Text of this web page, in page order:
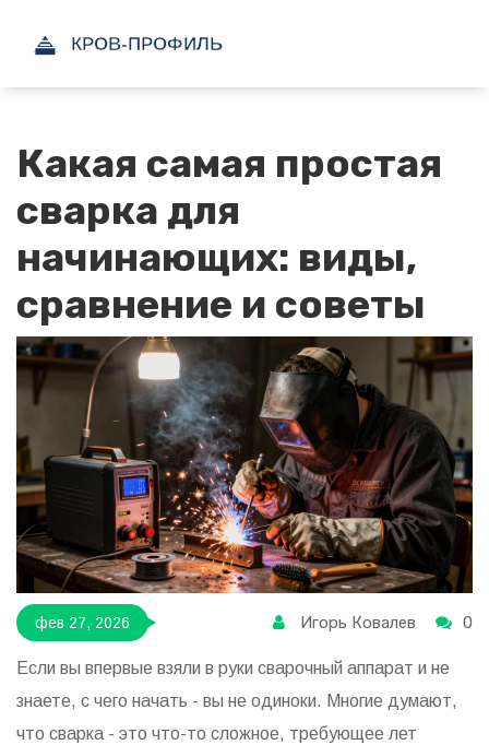
Какая самая простая
сварка для
начинающих: виды,
сравнение и советы
фев 27, 2026 Игорь Ковалев 0
Если вы впервые взяли в руки сварочный аппарат и не
знаете, с чего начать - вы не одиноки. Многие думают,
что сварка - это что-то сложное, требующее лет